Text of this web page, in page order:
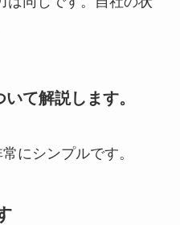
て解説します。
にシンプルです。